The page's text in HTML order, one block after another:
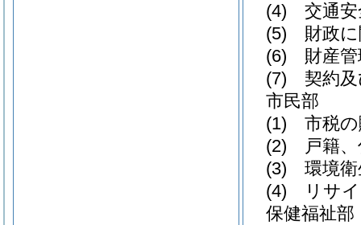
(4) 交通安
(5) 財政に
(6) 財産管
(7) 契約及
市民部
(1) 市税の
(2) 戸籍、
(3) 環境衛
(4) リサイ
保健福祉部